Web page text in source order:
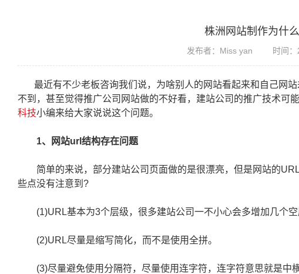
株洲网站制作为什
发布者：Miss yan 时间
最近有不少老板咨询我们说，为啥别人的网站看起来和自己网
不到，甚至觉得推广公司网站做的不好看，建站公司的推广技术可
科技小编来给大家说说这个问题。
1、网站url结构存在问题
简单的来说，部分建站公司页面做的是很漂亮，但是网站的
些点没有注意到?
(1)URL基本为3个层级，很多建站公司一不小心会多增加几个空
(2)URL尽量是缩写简化，而不是使用全拼。
(3)尽量避免使用分隔符，尽量使用连字符，连字符意思就是中横